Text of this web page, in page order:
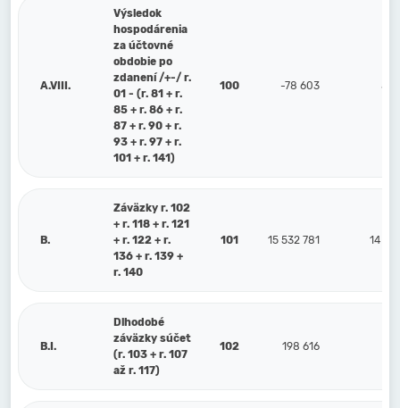
A.VIII.
Výsledok
hospodárenia
za účtovné
obdobie po
zdanení /+-/ r.
01 - (r. 81 + r.
85 + r. 86 + r.
87 + r. 90 + r.
93 + r. 97 + r.
101 + r. 141)
100 -78 603
B.
Záväzky r. 102
+ r. 118 + r. 121
+ r. 122 + r.
136 + r. 139 +
r. 140
101 15 532 781 14
B.I.
Dlhodobé
záväzky súčet
(r. 103 + r. 107
až r. 117)
102 198 616